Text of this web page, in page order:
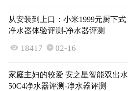
从安装到上口：小米1999元厨下式
净水器体验评测-净水器评测
 18417  02-16
家庭主妇的较爱 安之星智能双出水
50C4净水器评测-净水器评测